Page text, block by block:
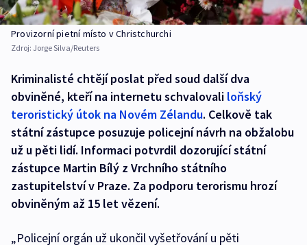
Provizorní pietní místo v Christchurchi
Zdroj: Jorge Silva/Reuters
Kriminalisté chtějí poslat před soud další dva
obviněné, kteří na internetu schvalovali loňský
teroristický útok na Novém Zélandu. Celkově tak
státní zástupce posuzuje policejní návrh na obžalobu
už u pěti lidí. Informaci potvrdil dozorující státní
zástupce Martin Bílý z Vrchního státního
zastupitelství v Praze. Za podporu terorismu hrozí
obviněným až 15 let vězení.
„Policejní orgán už ukončil vyšetřování u pěti